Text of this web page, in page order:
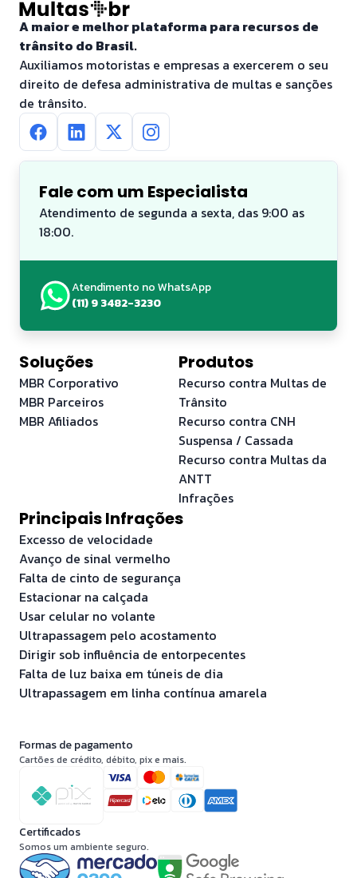
A maior e melhor plataforma para recursos de
trânsito do Brasil.
Auxiliamos motoristas e empresas a exercerem o seu
direito de defesa administrativa de multas e sanções
de trânsito.
Fale com um Especialista
Atendimento de segunda a sexta, das 9:00 as
18:00.
Atendimento no WhatsApp
(11) 9 3482-3230
Soluções
MBR Corporativo
MBR Parceiros
MBR Afiliados
Produtos
Recurso contra Multas de
Trânsito
Recurso contra CNH
Suspensa / Cassada
Recurso contra Multas da
ANTT
Infrações
Principais Infrações
Excesso de velocidade
Avanço de sinal vermelho
Falta de cinto de segurança
Estacionar na calçada
Usar celular no volante
Ultrapassagem pelo acostamento
Dirigir sob influência de entorpecentes
Falta de luz baixa em túneis de dia
Ultrapassagem em linha contínua amarela
Formas de pagamento
Cartões de crédito, débito, pix e mais.
Certificados
Somos um ambiente seguro.